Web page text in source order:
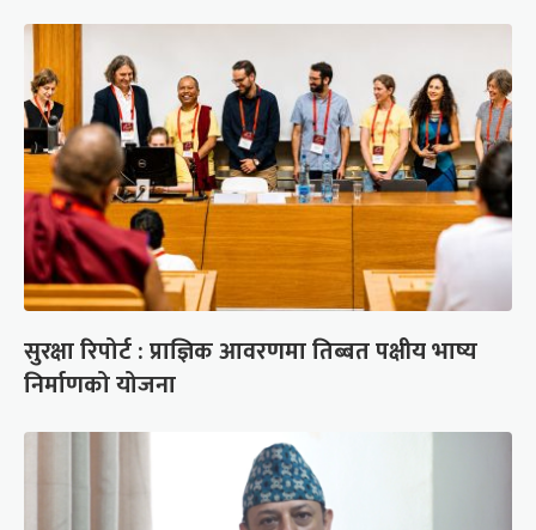
सुरक्षा रिपोर्ट : प्राज्ञिक आवरणमा तिब्बत पक्षीय भाष्य
निर्माणको योजना